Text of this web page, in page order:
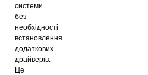
системи
без
необхідності
встановлення
додаткових
драйверів.
Це